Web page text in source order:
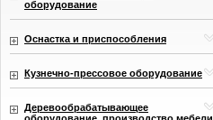
оборудование
Оснастка и приспособления
Кузнечно-прессовое оборудование
Деревообрабатывающее